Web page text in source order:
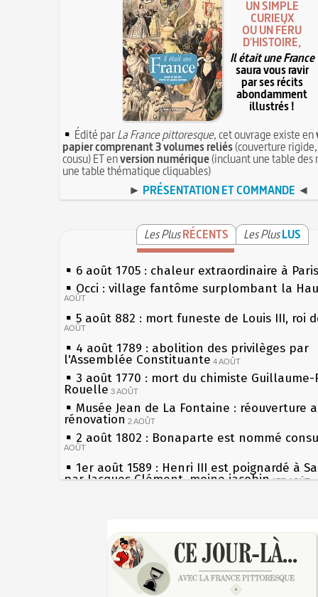
UN SIMPLE
CURIEUX
OU UN FÉRU
D'HISTOIRE,
Il était une France
saura vous ravir
par ses récits
abondamment
illustrés !
Édité parLa France pittoresque, cet ouvrage existe en
papier comprenant 3 volumes reliés(couverture
cousu) ET enversion numérique(incluant une table des
une table thématique cliquables)
► PRÉSENTATION ET COMMANDE ◄
Les PlusRÉCENTS Les PlusLUS
6 août 1705 : chaleur extraordinaire à Paris
Occi : village fantôme surplombant la
AOÛT
5 août 882 : mort funeste de Louis III, roi
AOÛT
4 août 1789 : abolition des privilèges par
l'Assemblée Constituante 4 AOÛT
3 août 1770 : mort du chimiste Guillaume-
Rouelle 3 AOÛT
Musée Jean de La Fontaine : réouverture
rénovation 2 AOÛT
2 août 1802 : Bonaparte est nommé
AOÛT
1er août 1589 : Henri III est poignardé à
par Jacques Clément, moine jacobin 1ER AOÛT
Chocolat Poulain 30 JUILLET
29 juillet 1881 : loi sur la liberté de la
28 juillet 1794 : supplice de Robespierre
partie de ses complices 28 JUILLET
les siècles
27 mai 1610 : supplice de François
du roi Henri IV
Pierre qui roule n'amasse pas mousse
Qui aime bien châtie bien